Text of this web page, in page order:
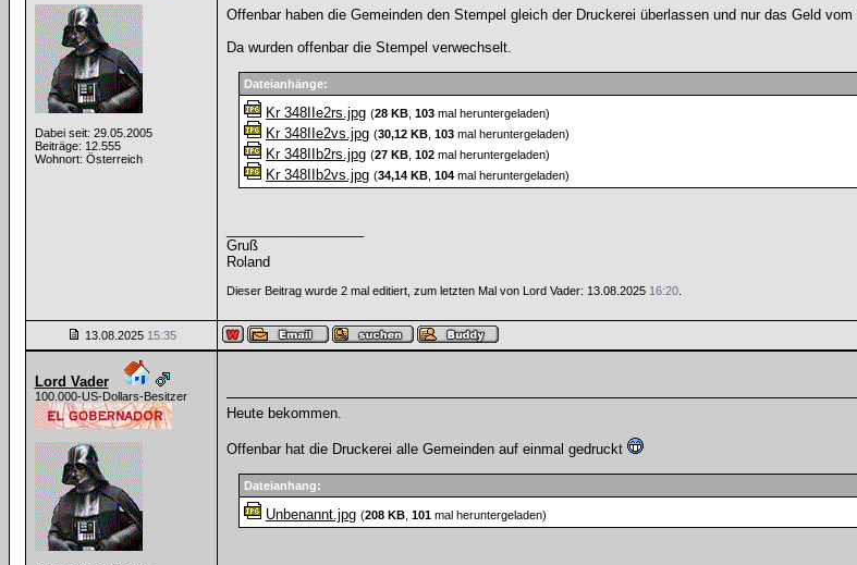
Dabei seit: 29.05.2005
Beiträge: 12.555
Wohnort: Österreich
Offenbar haben die Gemeinden den Stempel gleich der Druckerei überlassen und nur das Geld
Da wurden offenbar die Stempel verwechselt.
Dateianhänge:
Kr 348IIe2rs.jpg (28 KB 103 mal heruntergeladen)
Kr 348IIe2vs.jpg (30,12 KB 103 mal heruntergeladen)
Kr 348IIb2rs.jpg (27 KB 102 mal heruntergeladen)
Kr 348IIb2vs.jpg (34,14 KB 104 mal heruntergeladen)
Gruß
Roland
Dieser Beitrag wurde 2 mal editiert, zum letzten Mal von Lord Vader: 13.08.2025 16:20.
13.08.2025 15:35
Lord Vader
100.000-US-Dollars-Besitzer
Heute bekommen.
Offenbar hat die Druckerei alle Gemeinden auf einmal gedruckt
Dateianhang:
Unbenannt.jpg (208 KB 101 mal heruntergeladen)